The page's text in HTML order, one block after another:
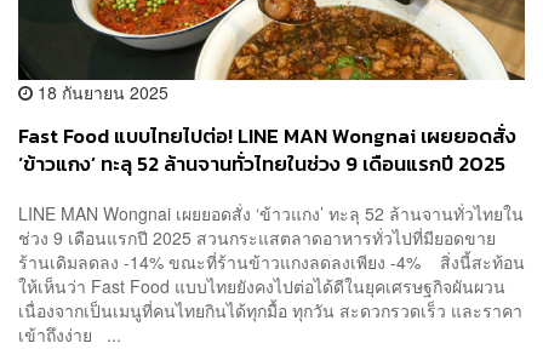
18 กันยายน 2025
Fast Food แบบไทยไปต่อ! LINE MAN Wongnai เผยยอดสั่ง
‘ข้าวแกง’ ทะลุ 52 ล้านจานทั่วไทยในช่วง 9 เดือนแรกปี 2025
LINE MAN Wongnai เผยยอดสั่ง ‘ข้าวแกง’ ทะลุ 52 ล้านจานทั่วไทยใน
ช่วง 9 เดือนแรกปี 2025 สวนกระแสตลาดอาหารทั่วไปที่มียอดขาย
ร้านเดิมลดลง -14% ขณะที่ร้านข้าวแกงลดลงเพียง -4% สิ่งนี้สะท้อน
ให้เห็นว่า Fast Food แบบไทยยังคงไปต่อได้ดีในยุคเศรษฐกิจผันผวน
เนื่องจากเป็นเมนูที่คนไทยกินได้ทุกมื้อ ทุกวัน สะดวกรวดเร็ว และราคา
เข้าถึงง่าย ...